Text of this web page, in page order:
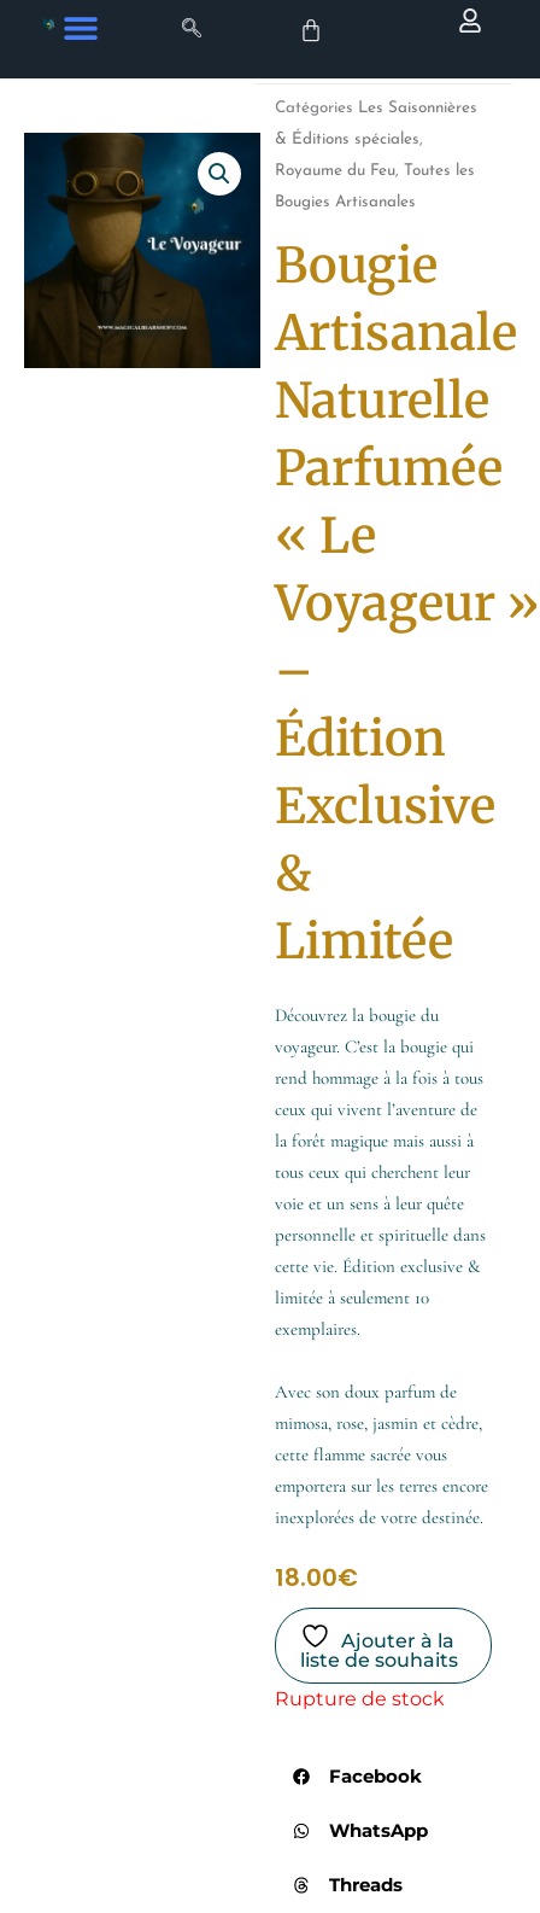
contenu
Catégories Les Saisonnières
& Éditions spéciales,
Royaume du Feu, Toutes les
Bougies Artisanales
Bougie
Artisanale
Naturelle
Parfumée
« Le
Voyageur »
–
Édition
Exclusive
&
Limitée
Découvrez la bougie du
voyageur. C’est la bougie qui
rend hommage à la fois à tous
ceux qui vivent l’aventure de
la forêt magique mais aussi à
tous ceux qui cherchent leur
voie et un sens à leur quête
personnelle et spirituelle dans
cette vie. Édition exclusive &
limitée à seulement 10
exemplaires.
Avec son doux parfum de
mimosa, rose, jasmin et cèdre,
cette flamme sacrée vous
emportera sur les terres encore
inexplorées de votre destinée.
18.00€
Ajouter à la
liste de souhaits
Rupture de stock
Facebook
WhatsApp
Threads